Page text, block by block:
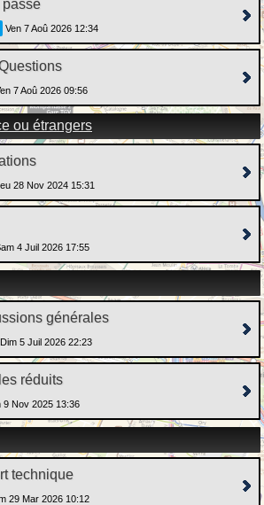
passé
Ven 7 Aoû 2026 12:34
7 Aoû 2026 09:56
ou étrangers
28 Nov 2024 15:31
4 Juil 2026 17:55
générales
Dim 5 Juil 2026 22:23
réduits
9 Nov 2025 13:36
technique
29 Mar 2026 10:12